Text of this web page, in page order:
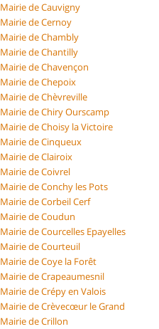
Mairie de Cauvigny
Mairie de Cernoy
Mairie de Chambly
Mairie de Chantilly
Mairie de Chavençon
Mairie de Chepoix
Mairie de Chèvreville
Mairie de Chiry Ourscamp
Mairie de Choisy la Victoire
Mairie de Cinqueux
Mairie de Clairoix
Mairie de Coivrel
Mairie de Conchy les Pots
Mairie de Corbeil Cerf
Mairie de Coudun
Mairie de Courcelles Epayelles
Mairie de Courteuil
Mairie de Coye la Forêt
Mairie de Crapeaumesnil
Mairie de Crépy en Valois
Mairie de Crèvecœur le Grand
Mairie de Crillon